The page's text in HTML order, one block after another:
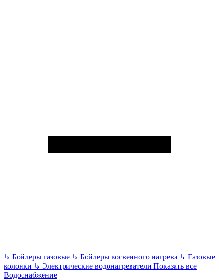
↳ Бойлеры газовые ↳ Бойлеры косвенного нагрева ↳ Газовые
колонки ↳ Электрические водонагреватели Показать все
Водоснабжение